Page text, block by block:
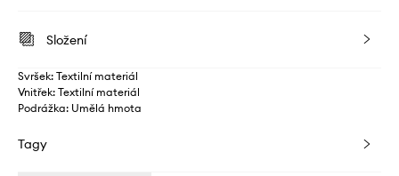
Složení
Svršek: Textilní materiál
Vnitřek: Textilní materiál
Podrážka: Umělá hmota
Tagy